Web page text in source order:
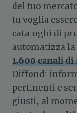
del tuo
tu voglia
cataloghi di
automatizza
1.600 canali
Diffondi
pertinenti e
giusti, al